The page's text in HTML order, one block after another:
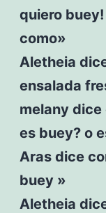
quiero
como»
Aletheia
ensalada
melany dice
es buey? o
Aras dice
buey »
Aletheia